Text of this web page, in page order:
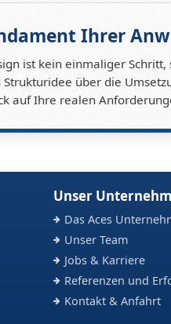
Ihrer
ist kein einmaliger
über die
auf Ihre realen
Unser
Das Aces
Unser Team
Jobs & Karriere
Referenzen und
Kontakt & Anfahrt